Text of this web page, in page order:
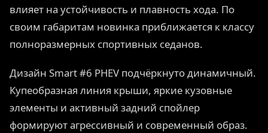
влияет на устойчивость и плавность хода. По
своим габаритам новинка приближается к классу
полноразмерных спортивных седанов.
Дизайн Smart #6 PHEV подчёркнуто динамичный.
Купеобразная линия крыши, яркие кузовные
элементы и активный задний спойлер
формируют агрессивный и современный образ.